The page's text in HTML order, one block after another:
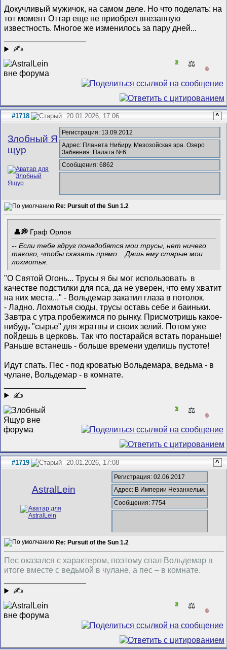
Докучливый мужичок, на самом деле. Но что поделать: на
тот момент Оттар еще не приобрел внезапную
известность. Многое же изменилось за пару дней...
✍
2 ⚖️
0
#1718 20.01.2026, 17:06 ^
Злобный Я
щур
Регистрация: 13.09.2012
Адрес: Планета Нибиру. Мезозойская эра. Озеро
Забвения. Палата №6.
Сообщения: 6862
Re: Pursuit of the Sun 1.2
Граф Орлов
-- Если тебе вдруг понадобятся мои трусы, нет ничего
такого, чтобы сказать прямо... Дашь ему старые мои
лохмотья.
"О Святой Огонь... Трусы я бы мог использовать в
качестве подстилки для пса, да не уверен, что ему хватит
на них места..." - Вольдемар закатил глаза в потолок.
- Ладно. Лохмотья сюды, трусы оставь себе и баиньки.
Завтра с утра пробежимся по рынку. Присмотришь какое-
нибудь "сырье" для жратвы и своих зелий. Потом уже
пойдешь в церковь. Так что постарайся встать пораньше!
Раньше встанешь - больше времени уделишь пустоте!
Идут спать. Пес - под кроватью Вольдемара, ведьма - в
чулане, Вольдемар - в комнате.
✍
3 ⚖️
0
#1719 20.01.2026, 17:08 ^
AstralLein
Регистрация: 02.06.2017
Адрес: В Империи Незанхельм.
Сообщения: 7754
Re: Pursuit of the Sun 1.2
Пес оказался с характером, поэтому спал Вольдемар в
итоге вместе с ведьмой в чулане, а пес – в комнате.
✍
2 ⚖️
0